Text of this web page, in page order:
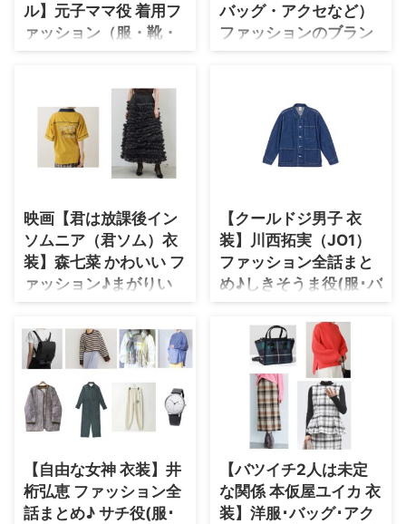
【2021ドラマ衣装】芸能人着用
腕時計 【silent(サイレント) ...
ル】元子ママ役 着用フ
ァッション（服・靴・
アクセなど）ブランド
【黒革の手帖〜拐帯行〜 2021 ド
ラマスペシャル】武井咲さんが原
口元子（元子ママ）役で着用して
いるファッションをまとめていま
す♪（随時更新） ＼このあと今夜
『黒革の手帖〜拐帯行〜』 3年ぶ
りに元子ママが降臨✨✨ 今度のタ
ーゲットは最強説⁈ 最強悪女💋
vs1000億円のIT長者💰 どうぞお
楽しみに🍸#黒革の手帖#拐帯行#
松本清張#武井咲#渡部篤郎
...
バッグ・アクセなど）
ファッションのブラン
ド・アイテムまとめ♪
いふのみたぞの）シーズン6】で
野村麻純（のむらますみ）さんが
第2話ゲスト・ジムのインストラ
クターのりんこ役で着用している
ランド」や「購入先」の情報をま
とめています♪ 第2話ゲスト・
野村麻純さんがドラマ【家政夫の
ミタゾノ6】リン子役で着用して
いる、 を衣装協力のブランドか
らリサーチして紹介♪ 第1話〜最
別にドラマファッションをまとめ
ていきます♪ 着用アイテムが不明
の場合や在庫切 ...
映画【君は放課後イン
ソムニア（君ソム）衣
装】森七菜 かわいい フ
ァッション♪まがりい
さき役（服・バッグな
ど）ブランドは？
映画【君は放課後インソムニア
（君ソム）】森七菜さん（まがり
いさき役）の衣装（服･バッグ･ア
クセなど）やファッションを着用
シーン別・コーデ別に紹介してま
【クールドジ男子 衣
装】川西拓実（JO1）
ファッション全話まと
め♪しきそうま役(服･バ
ッグ･靴など)着用ブラ
ンド紹介！
【クールドジ男子】 JO1の川西
拓実さん（しきそうま役)のドラ
マ衣装(服･バッグ･アクセなど)や
ファッションを着用シーンとコー
デごとにまとめて紹介♪
【自由な女神 衣装】井
桁弘恵 ファッション全
話まとめ♪ サチ役(服･
【バツイチ2人は未定
な関係 本仮屋ユイカ 衣
装】洋服･バッグ･アク